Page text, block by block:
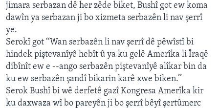
jimara serbazan dê her zêde biket, Bushî got ew koma
dawîn ya serbazan ji bo xizmeta serbazên li nav şerrî
ye.
Serokî got ‘‘Wan serbazên li nav şerrî dê pêwîstî bi
hindek piştevanîyê hebît û ya ku gelê Amerîka li Îraqê
dibînît ew e --ango serbazên piştevanîyê alîkar bin da
ku ew serbazên şandî bikarin karê xwe biken.’’
Serok Bushî bi wê derfetê gazî Kongresa Amerîka kir
ku daxwaza wî bo pareyên ji bo şerrî bêyî şertûmerc